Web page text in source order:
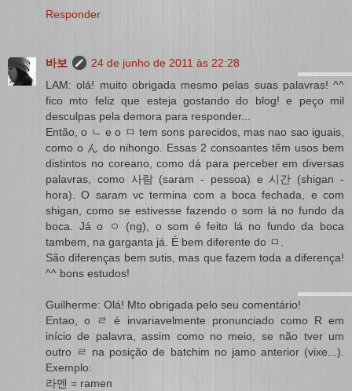
Responder
바보
24 de junho de 2011 às 22:28
LAM: olá! muito obrigada mesmo pelas suas palavras! ^^
fico mto feliz que esteja gostando do blog! e peço mil
desculpas pela demora para responder...
Então, o ㄴ e o ㅁ tem sons parecidos, mas nao sao iguais,
como o ん do nihongo. Essas 2 consoantes têm usos bem
distintos no coreano, como dá para perceber em diversas
palavras, como 사람 (saram - pessoa) e 시간 (shigan -
hora). O saram vc termina com a boca fechada, e com
shigan, como se estivesse fazendo o som lá no fundo da
boca. Já o ㅇ (ng), o som é feito lá no fundo da boca
tambem, na garganta já. É bem diferente do ㅁ.
São diferenças bem sutis, mas que fazem toda a diferença!
^^ bons estudos!
Guilherme: Olá! Mto obrigada pelo seu comentário!
Entao, o ㄹ é invariavelmente pronunciado como R em
início de palavra, assim como no meio, se não tver um
outro ㄹ na posição de batchim no jamo anterior (vixe...).
Exemplo:
라멘 = ramen